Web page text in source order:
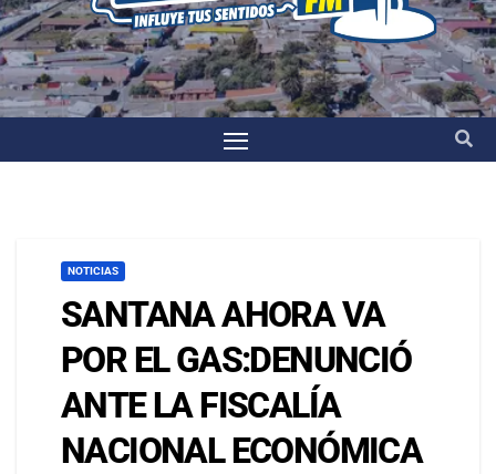
NOTICIAS
SANTANA AHORA VA
POR EL GAS:DENUNCIÓ
ANTE LA FISCALÍA
NACIONAL ECONÓMICA